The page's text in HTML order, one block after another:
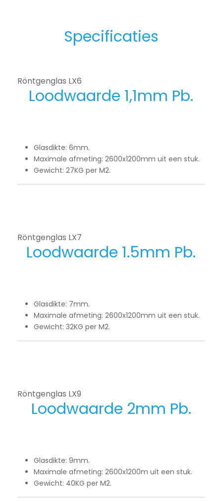
Specificaties
Röntgenglas LX6
Loodwaarde 1,1mm Pb.
Glasdikte: 6mm.
Maximale afmeting: 2600x1200mm uit een stuk.
Gewicht: 27KG per M2.
Röntgenglas LX7
Loodwaarde 1.5mm Pb.
Glasdikte: 7mm.
Maximale afmeting: 2600x1200mm uit een stuk.
Gewicht: 32KG per M2.
Röntgenglas LX9
Loodwaarde 2mm Pb.
Glasdikte: 9mm.
Maximale afmeting: 2600x1200m uit een stuk.
Gewicht: 40KG per M2.